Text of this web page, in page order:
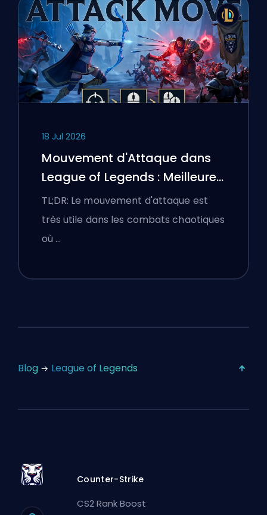
18 Jul 2026
Mouvement d'Attaque dans
League of Legends : Meilleures
Configurations
TL;DR: Le mouvement d'attaque est
très utile dans les combats chaotiques
où …
Blog League of Legends
Counter-Strike
CS2 Rank Boost